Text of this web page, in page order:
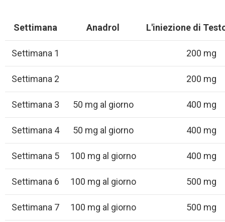
Settimana Anadrol L'iniezione di
Settimana 1 200 mg
Settimana 2 200 mg
Settimana 3 50 mg al giorno 400 mg
Settimana 4 50 mg al giorno 400 mg
Settimana 5 100 mg al giorno 400 mg
Settimana 6 100 mg al giorno 500 mg
Settimana 7 100 mg al giorno 500 mg